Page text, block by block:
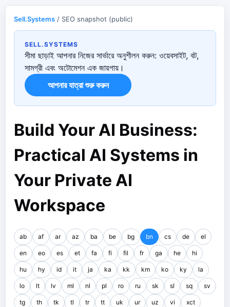
Sell.Systems / SEO snapshot (public)
SELL.SYSTEMS
সীমা ছাড়াই আপনার নিজের সার্ভারে অনুশীলন করুন: ওয়েবসাইট, বট,
সামগ্রী এবং অটোমেশন এক জায়গায়।
আপনার যাত্রা শুরু করুন
Build Your AI Business:
Practical AI Systems in
Your Private AI
Workspace
ab af ar az ba be bg bn cs de el
en eo es et fa fi fil fr ga he hi
hu hy id it ja ka kk km ko ky la
lo lt lv ml nl pl ro ru sk sl sq sv
tg th tk tl tr tt uk ur uz vi xct